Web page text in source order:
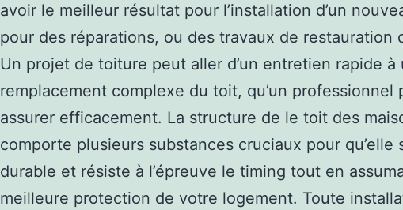
avoir le meilleur résultat pour l’installation d’un
pour des réparations, ou des travaux de restauration
Un projet de toiture peut aller d’un entretien rapide à
remplacement complexe du toit, qu’un professionnel
assurer efficacement. La structure de le toit des
comporte plusieurs substances cruciaux pour qu’elle
durable et résiste à l’épreuve le timing tout en
meilleure protection de votre logement. Toute